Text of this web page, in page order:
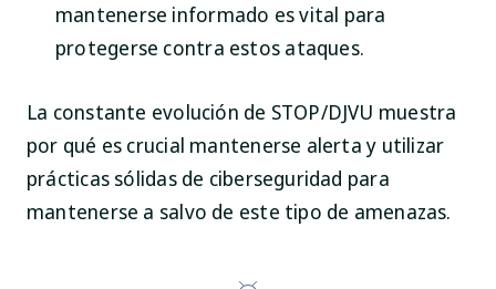
mantenerse informado es vital para
protegerse contra estos ataques.
La constante evolución de STOP/DJVU muestra
por qué es crucial mantenerse alerta y utilizar
prácticas sólidas de ciberseguridad para
mantenerse a salvo de este tipo de amenazas.